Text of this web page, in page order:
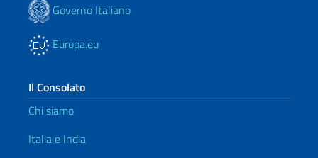
Governo Italiano
Europa.eu
Il Consolato
Chi siamo
Italia e India